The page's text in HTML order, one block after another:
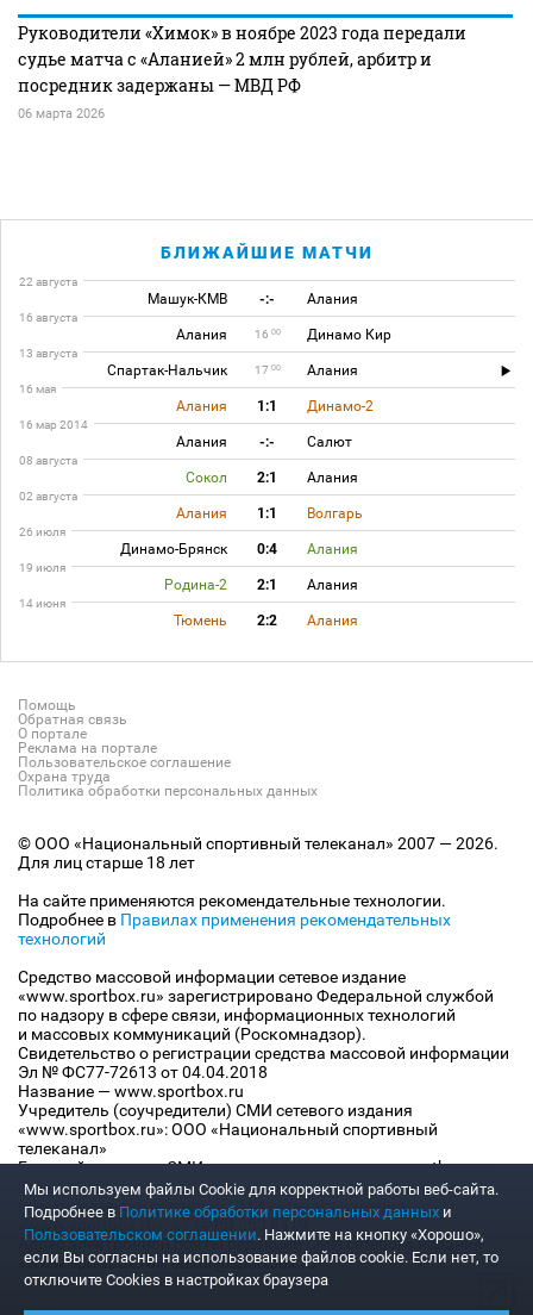
Руководители «Химок» в ноябре 2023 года передали
судье матча с «Аланией» 2 млн рублей, арбитр и
посредник задержаны — МВД РФ
06 марта 2026
БЛИЖАЙШИЕ МАТЧИ
22 августа
Машук-КМВ -:- Алания
16 августа
Алания 16 00 Динамо Кир
13 августа
Спартак-Нальчик 17 00 Алания
16 мая
Алания 1:1 Динамо-2
16 мар 2014
Алания -:- Салют
08 августа
Сокол 2:1 Алания
02 августа
Алания 1:1 Волгарь
26 июля
Динамо-Брянск 0:4 Алания
19 июля
Родина-2 2:1 Алания
14 июня
Тюмень 2:2 Алания
Помощь
Обратная связь
О портале
Реклама на портале
Пользовательское соглашение
Охрана труда
Политика обработки персональных данных
© ООО «Национальный спортивный телеканал» 2007 — 2026.
Для лиц старше 18 лет
На сайте применяются рекомендательные технологии.
Подробнее в Правилах применения рекомендательных
технологий
Средство массовой информации сетевое издание
«www.sportbox.ru» зарегистрировано Федеральной службой
по надзору в сфере связи, информационных технологий
и массовых коммуникаций (Роскомнадзор).
Свидетельство о регистрации средства массовой информации
Эл № ФС77-72613 от 04.04.2018
Название — www.sportbox.ru
Учредитель (соучредители) СМИ сетевого издания
«www.sportbox.ru»: ООО «Национальный спортивный
телеканал»
Главный редактор СМИ сетевого издания «www.sportbox.ru»:
Конов В.А.
Номер телефона редакции СМИ сетевого издания
«www.sportbox.ru»: +7 (495) 653 8419
Адрес электронной почты редакции СМИ сетевого издания
«www.sportbox.ru»: editor@sportbox.ru
Мы используем файлы Сookie для корректной работы веб-сайта.
Подробнее в Политике обработки персональных данных и
Пользовательском соглашении. Нажмите на кнопку «Хорошо»,
если Вы согласны на использование файлов cookie. Если нет, то
отключите Cookies в настройках браузера